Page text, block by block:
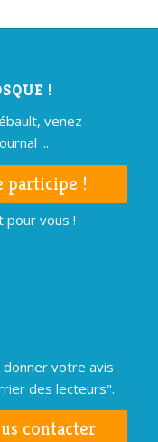
!
venez
...
participe !
pour vous !
votre avis
des lecteurs".
contacter